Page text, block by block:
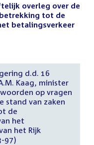
overleg over de
tot de
betalingsverkeer
d.d. 16
Kaag, minister
op vragen
stand van zaken
de
het
het Rijk
97)